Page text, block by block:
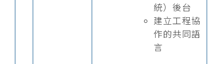
統）後台
建立工程協
作的共同語
言